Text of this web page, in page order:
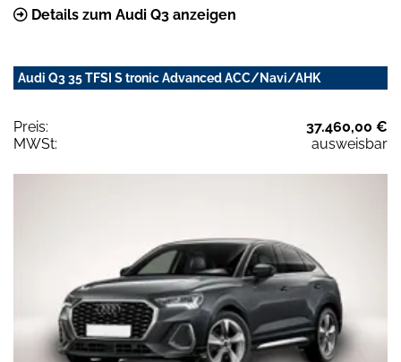
Details zum Audi Q3 anzeigen
Audi Q3 35 TFSI S tronic Advanced ACC/Navi/AHK
Preis:
37.460,00 €
MWSt:
ausweisbar